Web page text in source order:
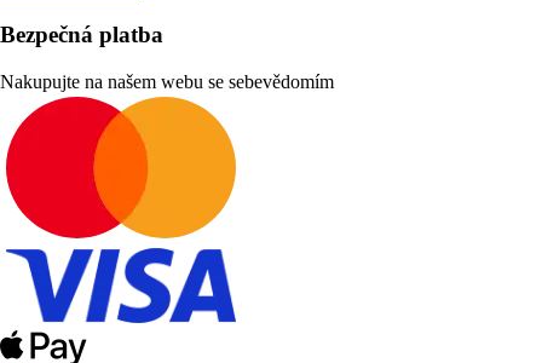
Bezpečná platba
Nakupujte na našem webu se sebevědomím